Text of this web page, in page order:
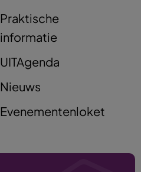
Praktische
informatie
UITAgenda
Nieuws
Evenementenloket